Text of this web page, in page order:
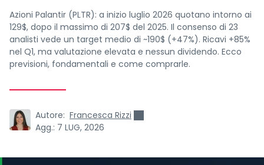
Azioni Palantir (PLTR): a inizio luglio 2026 quotano intorno ai
129$, dopo il massimo di 207$ del 2025. Il consenso di 23
analisti vede un target medio di ~190$ (+47%). Ricavi +85%
nel Q1, ma valutazione elevata e nessun dividendo. Ecco
previsioni, fondamentali e come comprarle.
Autore: Francesca Rizzi
Agg.: 7 LUG, 2026